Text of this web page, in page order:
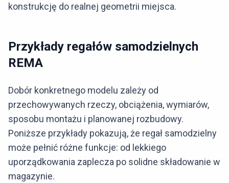
konstrukcję do realnej geometrii miejsca.
Przykłady regałów samodzielnych
REMA
Dobór konkretnego modelu zależy od
przechowywanych rzeczy, obciążenia, wymiarów,
sposobu montażu i planowanej rozbudowy.
Poniższe przykłady pokazują, że regał samodzielny
może pełnić różne funkcje: od lekkiego
uporządkowania zaplecza po solidne składowanie w
magazynie.